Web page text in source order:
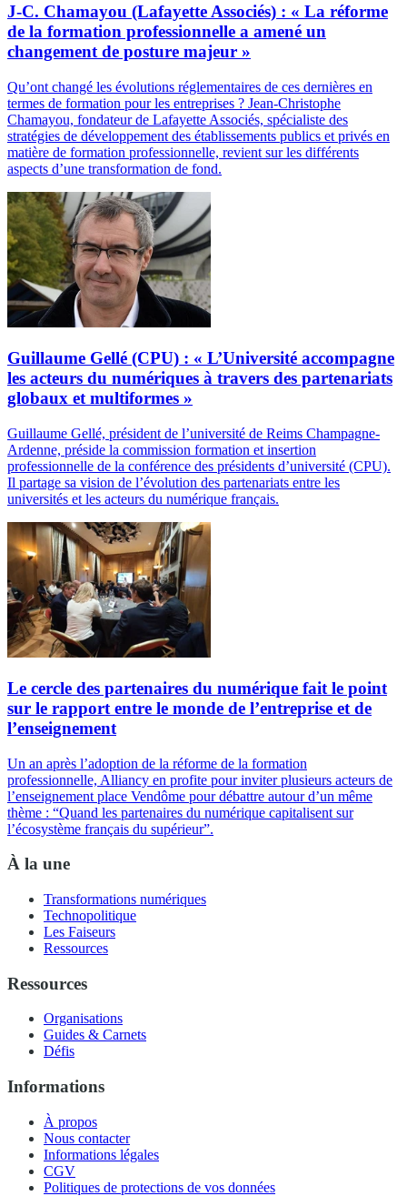
J-C. Chamayou (Lafayette Associés) : « La réforme
de la formation professionnelle a amené un
changement de posture majeur »
Qu’ont changé les évolutions réglementaires de ces dernières en
termes de formation pour les entreprises ? Jean-Christophe
Chamayou, fondateur de Lafayette Associés, spécialiste des
stratégies de développement des établissements publics et privés en
matière de formation professionnelle, revient sur les différents
aspects d’une transformation de fond.
Guillaume Gellé (CPU) : « L’Université accompagne
les acteurs du numériques à travers des partenariats
globaux et multiformes »
Guillaume Gellé, président de l’université de Reims Champagne-
Ardenne, préside la commission formation et insertion
professionnelle de la conférence des présidents d’université (CPU).
Il partage sa vision de l’évolution des partenariats entre les
universités et les acteurs du numérique français.
Le cercle des partenaires du numérique fait le point
sur le rapport entre le monde de l’entreprise et de
l’enseignement
Un an après l’adoption de la réforme de la formation
professionnelle, Alliancy en profite pour inviter plusieurs acteurs de
l’enseignement place Vendôme pour débattre autour d’un même
thème : “Quand les partenaires du numérique capitalisent sur
l’écosystème français du supérieur”.
À la une
Transformations numériques
Technopolitique
Les Faiseurs
Ressources
Ressources
Organisations
Guides & Carnets
Défis
Informations
À propos
Nous contacter
Informations légales
CGV
Politiques de protections de vos données